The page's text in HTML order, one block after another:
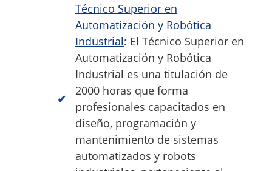
Técnico Superior en
Automatización y Robótica
Industrial: El Técnico Superior en
Automatización y Robótica
Industrial es una titulación de
2000 horas que forma
profesionales capacitados en
diseño, programación y
mantenimiento de sistemas
automatizados y robots